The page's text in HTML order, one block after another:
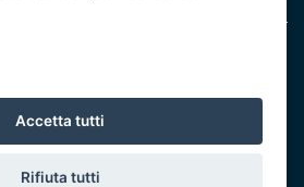
Accetta tutti
Rifiuta tutti